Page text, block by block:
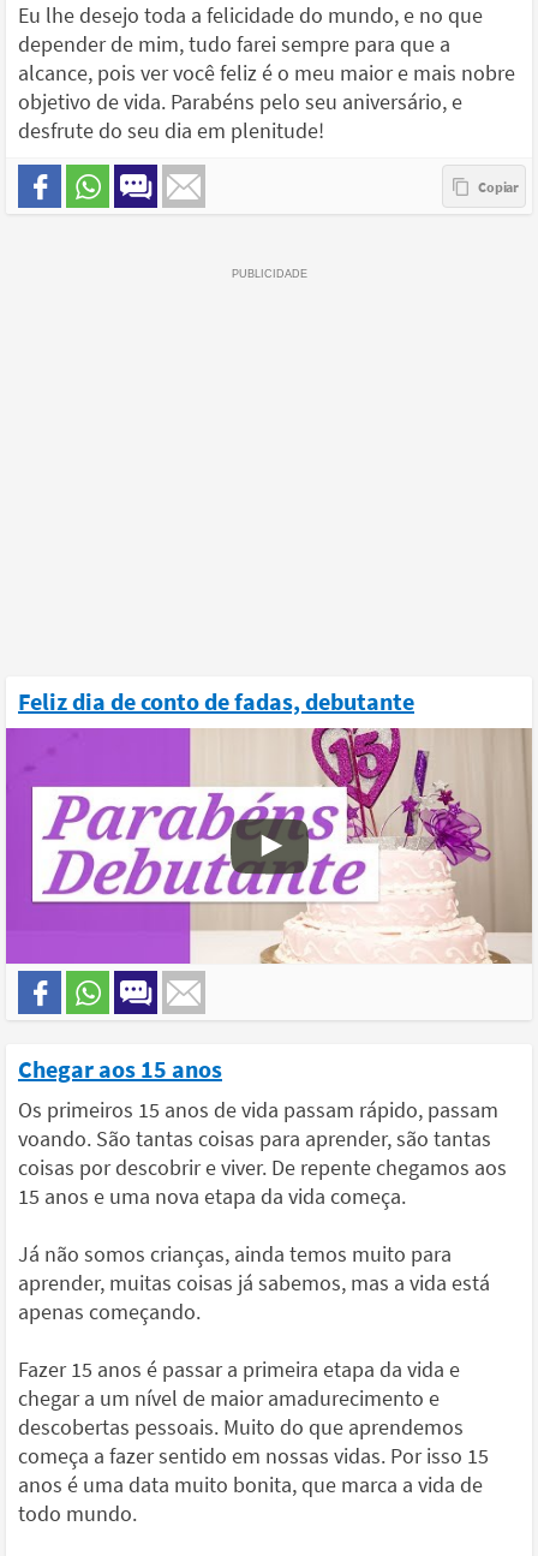
Eu lhe desejo toda a felicidade do mundo, e no que
depender de mim, tudo farei sempre para que a
alcance, pois ver você feliz é o meu maior e mais nobre
objetivo de vida. Parabéns pelo seu aniversário, e
desfrute do seu dia em plenitude!
Feliz dia de conto de fadas, debutante
Chegar aos 15 anos
Os primeiros 15 anos de vida passam rápido, passam
voando. São tantas coisas para aprender, são tantas
coisas por descobrir e viver. De repente chegamos aos
15 anos e uma nova etapa da vida começa.
Já não somos crianças, ainda temos muito para
aprender, muitas coisas já sabemos, mas a vida está
apenas começando.
Fazer 15 anos é passar a primeira etapa da vida e
chegar a um nível de maior amadurecimento e
descobertas pessoais. Muito do que aprendemos
começa a fazer sentido em nossas vidas. Por isso 15
anos é uma data muito bonita, que marca a vida de
todo mundo.